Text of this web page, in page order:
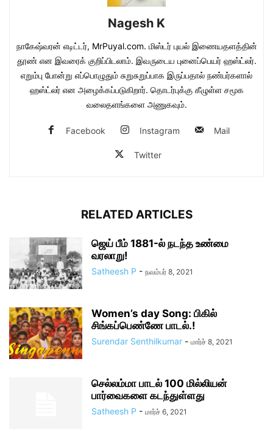
Nagesh K
நாகேஷ்வரன் எடிட்டர், MrPuyal.com. மிஸ்டர் புயல் இணையதளத்தின்
தூண் என இவரைக் குறிப்பிடலாம். இவருடைய புனைப்பெயர் ஹஸ்ட்லர்.
எறும்பு போன்று எப்பொழுதும் சுறுசுறுப்பாக இருப்பதால் நண்பர்களால்
ஹஸ்ட்லர் என அழைக்கப்படுகிறார். தொடர்புக்கு கீழுள்ள சமூக
வலைதளங்களை அணுகவும்.
Facebook Instagram Mail
Twitter
RELATED ARTICLES
ஜெய் பீம் 1881-ல் நடந்த உண்மை
வரலாறு!
Satheesh P - நவம்பர் 8, 2021
Women’s day Song: பிகில்
சிங்கப்பெண்ணே பாடல்.!
Surendar Senthilkumar - மார்ச் 8, 2021
செல்லம்மா பாடல் 100 மில்லியன்
பார்வைகளை கடந்துள்ளது
Satheesh P - மார்ச் 6, 2021